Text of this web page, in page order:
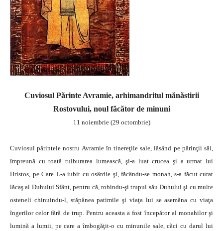
Cuviosul Părinte Avramie, arhimandritul mănăstirii
Rostovului, noul făcător de minuni
11 noiembrie (29 octombrie)
Cuviosul părintele nostru Avramie în tinereţile sale, lăsând pe părinţii săi,
împreună cu toată tulburarea lumească, şi-a luat crucea şi a urmat lui
Hristos, pe Care L-a iubit cu osârdie şi, făcându-se monah, s-a făcut curat
lăcaş al Duhului Sfânt, pentru că, robindu-şi trupul său Duhului şi cu multe
osteneli chinuindu-l, stăpânea patimile şi viaţa lui se asemăna cu viaţa
îngerilor celor fără de trup. Pentru aceasta a fost începător al monahilor şi
lumină a lumii, pe care a îmbogăţit-o cu minunile sale, căci cu darul lui